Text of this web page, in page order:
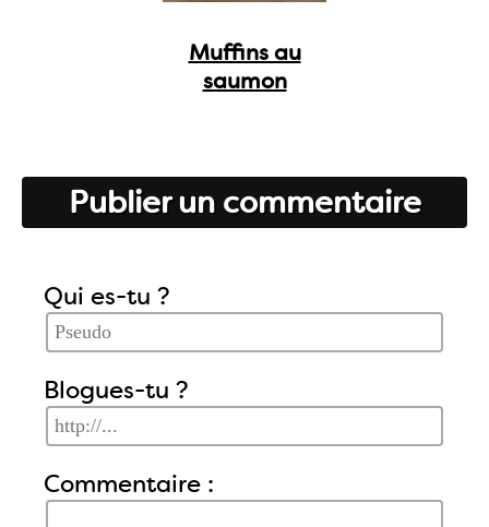
Muffins au
saumon
Publier un commentaire
Qui es-tu ?
Blogues-tu ?
Commentaire :